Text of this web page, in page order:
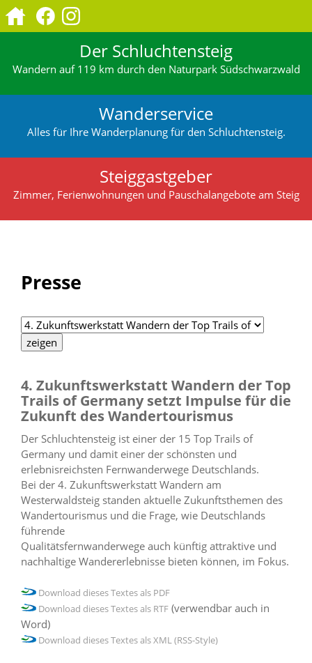
Der Schluchtensteig
Wandern auf 119 km durch den Naturpark Südschwarzwald
Wanderservice
Alles für Ihre Wanderplanung für den Schluchtensteig.
Steiggastgeber
Zimmer, Ferienwohnungen und Pauschalangebote am Steig
Presse
4. Zukunftswerkstatt Wandern der Top
Trails of Germany setzt Impulse für die
Zukunft des Wandertourismus
Der Schluchtensteig ist einer der 15 Top Trails of
Germany und damit einer der schönsten und
erlebnisreichsten Fernwanderwege Deutschlands.
Bei der 4. Zukunftswerkstatt Wandern am
Westerwaldsteig standen aktuelle Zukunftsthemen des
Wandertourismus und die Frage, wie Deutschlands
führende
Qualitätsfernwanderwege auch künftig attraktive und
nachhaltige Wandererlebnisse bieten können, im Fokus.
Download dieses Textes als PDF
Download dieses Textes als RTF (verwendbar auch in
Word)
Download dieses Textes als XML (RSS-Style)